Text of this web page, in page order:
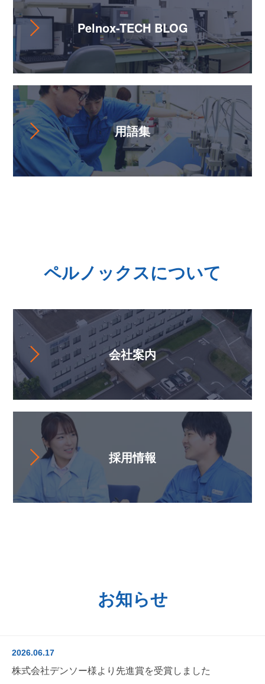
Pelnox-TECH BLOG
用語集
ペルノックスについて
会社案内
採用情報
お知らせ
2026.06.17
株式会社デンソー様より先進賞を受賞しました